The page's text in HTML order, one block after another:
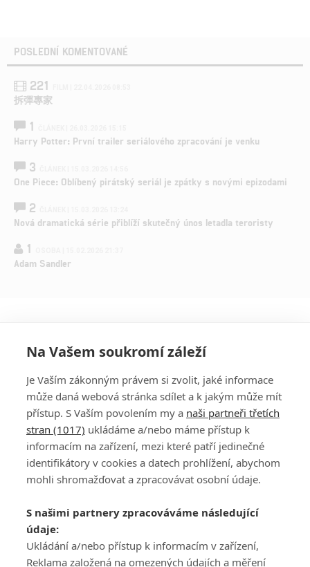
POSLEDNÍ KOMENTOVANÉ
221
拆彈專家
1
Harry Potter: První trailer seriálového zpracování je venku
3
One Piece: Oblíbený pirátský seriál je zpátky s novými epizodami
2
Nová dramatická série přiblíží skutečný únos letadla teroristy
1
Adam Sandler
PŘIHLÁSIT
REGISTROVAT
DISKUZE
Šéfredaktorkou webu jePetr Slavík, e-mailserialy@fandimefilmu.cz
Máte-li zájem o inzerci na našem webu napište nám na e-mail
studio@koncal.com
Na Vašem soukromí záleží
Je Vaším zákonným právem si zvolit, jaké informace
může daná webová stránka sdílet a k jakým může mít
přístup. S Vaším povolením my a naši partneři třetích
stran (1017) ukládáme a/nebo máme přístup k
informacím na zařízení, mezi které patří jedinečné
identifikátory v cookies a datech prohlížení, abychom
mohli shromažďovat a zpracovávat osobní údaje.
S našimi partnery zpracováváme následující
údaje:
Ukládání a/nebo přístup k informacím v zařízení,
Reklama založená na omezených údajích a měření